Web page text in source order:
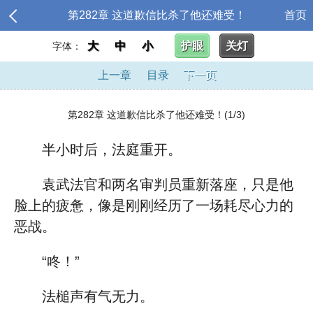
第282章 这道歉信比杀了他还难受！ 首页
字体： 大 中 小 护眼 关灯
上一章 目录 下一页
第282章 这道歉信比杀了他还难受！(1/3)
半小时后，法庭重开。
袁武法官和两名审判员重新落座，只是他
脸上的疲惫，像是刚刚经历了一场耗尽心力的
恶战。
“咚！”
法槌声有气无力。